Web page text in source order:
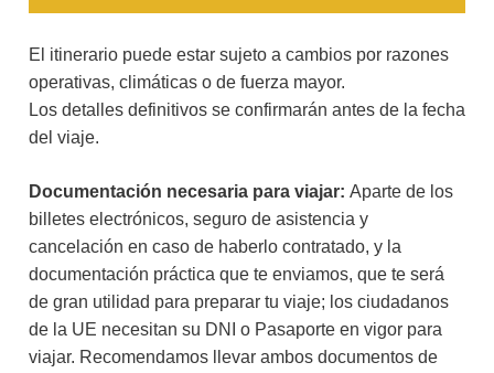
El itinerario puede estar sujeto a cambios por razones
operativas, climáticas o de fuerza mayor.
Los detalles definitivos se confirmarán antes de la fecha
del viaje.
Documentación necesaria para viajar: Aparte de los
billetes electrónicos, seguro de asistencia y
cancelación en caso de haberlo contratado, y la
documentación práctica que te enviamos, que te será
de gran utilidad para preparar tu viaje; los ciudadanos
de la UE necesitan su DNI o Pasaporte en vigor para
viajar. Recomendamos llevar ambos documentos de